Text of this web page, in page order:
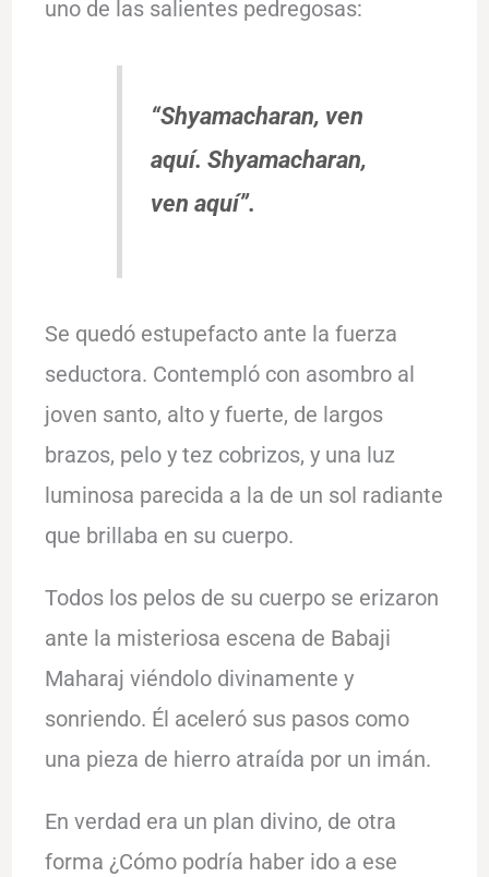
uno de las salientes pedregosas:
“Shyamacharan, ven
aquí. Shyamacharan,
ven aquí”.
Se quedó estupefacto ante la fuerza
seductora. Contempló con asombro al
joven santo, alto y fuerte, de largos
brazos, pelo y tez cobrizos, y una luz
luminosa parecida a la de un sol radiante
que brillaba en su cuerpo.
Todos los pelos de su cuerpo se erizaron
ante la misteriosa escena de Babaji
Maharaj viéndolo divinamente y
sonriendo. Él aceleró sus pasos como
una pieza de hierro atraída por un imán.
En verdad era un plan divino, de otra
forma ¿Cómo podría haber ido a ese